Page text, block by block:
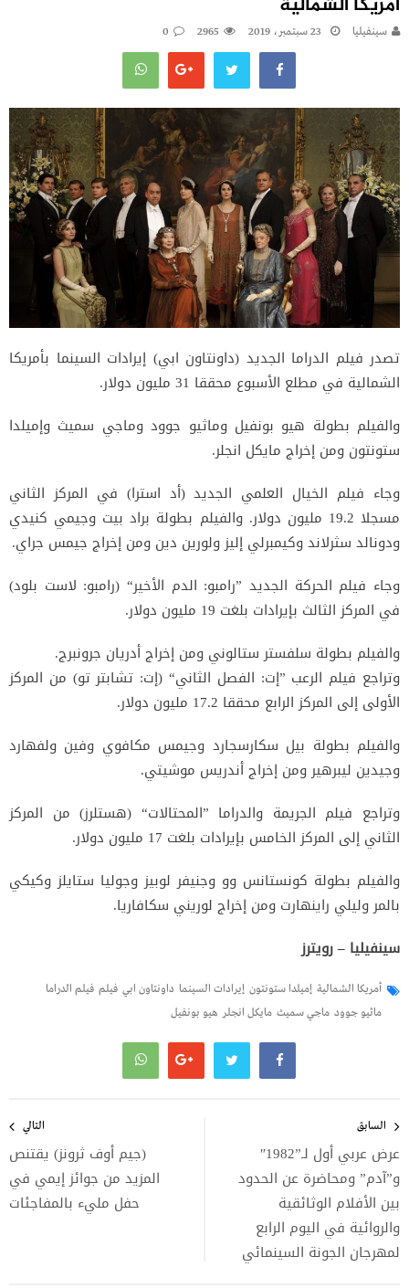
سينفيليا 23 سبتمبر، 2019 2965
0
تصدر فيلم الدراما الجديد (داونتاون ابي) إيرادات السينما بأمريكا
الشمالية في مطلع الأسبوع محققا 31 مليون دولار.
والفيلم بطولة هيو بونفيل وماثيو جوود وماجي سميث وإميلدا
ستونتون ومن إخراج مايكل انجلر.
وجاء فيلم الخيال العلمي الجديد (أد استرا) في المركز الثاني
مسجلا 19.2 مليون دولار. والفيلم بطولة براد بيت وجيمي كنيدي
ودونالد سثرلاند وكيمبرلي إليز ولورين دين ومن إخراج جيمس جراي.
‬في المركز الثالث بإيرادات بلغت 19 مليون دولار.
والفيلم بطولة سلفستر ستالوني ومن إخراج أدريان جرونبرج.
وتراجع فيلم الرعب ”إت: الفصل الثاني“ (إت: تشابتر تو) من المركز
الأولى إلى المركز الرابع محققا 17.2 مليون دولار.
والفيلم بطولة بيل سكارسجارد وجيمس مكافوي وفين ولفهارد
وجيدين ليبرهير ومن إخراج أندريس موشيتي.
وتراجع فيلم الجريمة والدراما ”المحتالات“ (هستلرز) من المركز
الثاني إلى المركز الخامس بإيرادات بلغت 17 مليون دولار.
والفيلم بطولة كونستانس وو وجنيفر لوبيز وجوليا ستايلز وكيكي
بالمر وليلي راينهارت ومن إخراج لوريني سكافاريا.
سينفيليا – رويترز
أمريكا الشمالية إميلدا ستونتون إيرادات السينما داونتاون ابي فيلم فيلم الدراما
ماثيو جوود ماجي سميث مايكل انجلر هيو بونفيل
المقالات
السابق
عرض عربي أول لـ”1982″
و”آدم” ومحاضرة عن الحدود
بين الأفلام الوثائقية
والروائية في اليوم الرابع
لمهرجان الجونة السينمائي
التالي
(جيم أوف ثرونز) يقتنص
المزيد من جوائز إيمي في
حفل مليء بالمفاجئات